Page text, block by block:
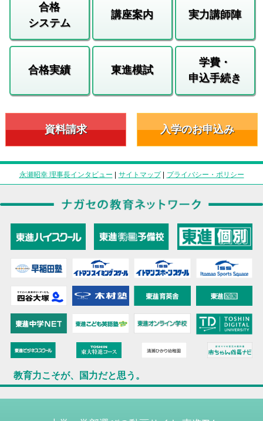
合格
システム
講座案内 実力講師陣
合格実績 東進模試
学費・
申込手続き
資料請求 入学のお申込み
永瀬昭幸 理事長インタビュー | サイトマップ| プライバシー・ポリシー
教育力こそが、国力だと思う。